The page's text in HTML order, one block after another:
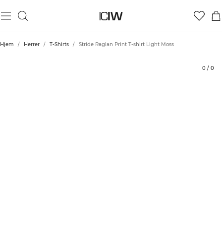
Hjem / Herrer / T-Shirts / Stride Raglan Print T-shirt Light Moss
0 / 0